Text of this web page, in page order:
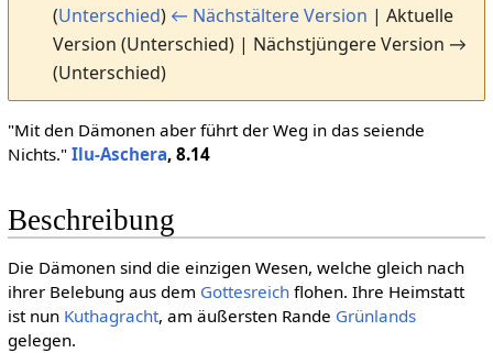
(Unterschied) ← Nächstältere Version | Aktuelle
Version (Unterschied) | Nächstjüngere Version →
(Unterschied)
"Mit den Dämonen aber führt der Weg in das seiende
Nichts." Ilu-Aschera, 8.14
Beschreibung
Die Dämonen sind die einzigen Wesen, welche gleich nach
ihrer Belebung aus dem Gottesreichflohen. Ihre Heimstatt
ist nun Kuthagracht, am äußersten Rande Grünlands
gelegen.